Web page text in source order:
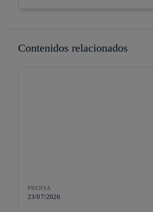
Contenidos relacionados
PRENSA
23/07/2026